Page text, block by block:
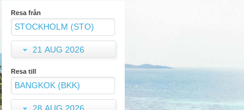
Resa från
21 AUG 2026
Resa till